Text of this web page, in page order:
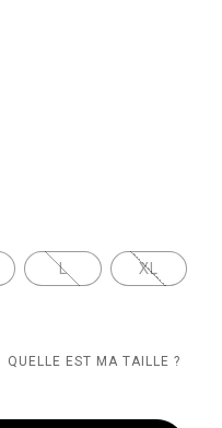
L XL
QUELLE EST MA TAILLE ?